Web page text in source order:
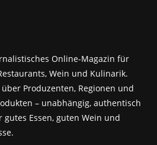
Online-Magazin für
Wein und Kulinarik.
Produzenten, Regionen und
– unabhängig, authentisch
Essen, guten Wein und